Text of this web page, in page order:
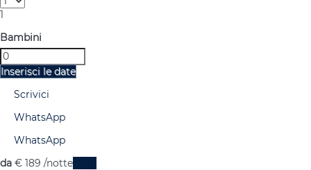
1
Bambini
Inserisci le date
Scrivici
WhatsApp
WhatsApp
da € 189 /notte